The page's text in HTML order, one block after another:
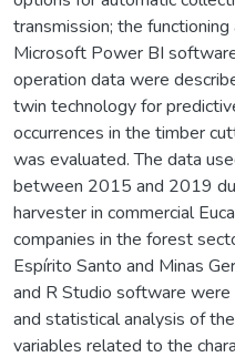
transmission; the
Microsoft Power BI
operation data were
twin technology for
occurrences in the timber
was evaluated. The data
between 2015 and 2019
harvester in commercial
companies in the forest
Espírito Santo and Minas
and R Studio software
and statistical analysis of
variables related to the